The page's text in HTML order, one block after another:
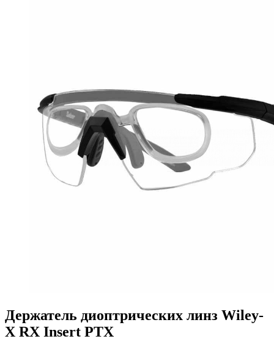
Держатель диоптрических линз Wiley-
X RX Insert PTX